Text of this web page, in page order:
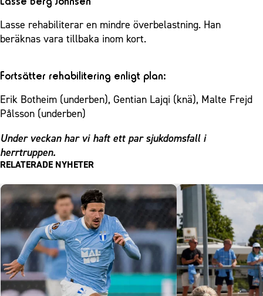
Lasse rehabiliterar en mindre överbelastning. Han
beräknas vara tillbaka inom kort.
Fortsätter rehabilitering enligt plan:
Erik Botheim (underben), Gentian Lajqi (knä), Malte Frejd
Pålsson (underben)
Under veckan har vi haft ett par sjukdomsfall i
herrtruppen.
RELATERADE NYHETER